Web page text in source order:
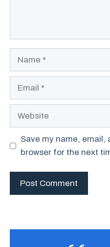
Website
Save my name, email,
browser for the next